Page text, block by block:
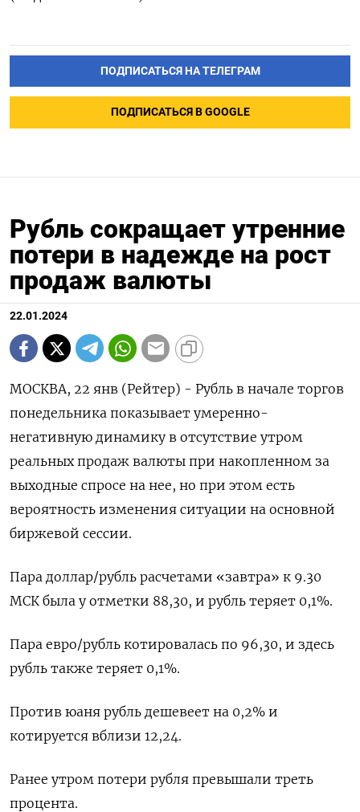
ПОДПИСАТЬСЯ НА ТЕЛЕГРАМ
ПОДПИСАТЬСЯ В GOOGLE
Рубль сокращает утренние
потери в надежде на рост
продаж валюты
22.01.2024
МОСКВА, 22 янв (Рейтер) - Рубль в начале торгов
понедельника показывает умеренно-
негативную динамику в отсутствие утром
реальных продаж валюты при накопленном за
выходные спросе на нее, но при этом есть
вероятность изменения ситуации на основной
биржевой сессии.
Пара доллар/рубль расчетами «завтра» к 9.30
МСК была у отметки 88,30, и рубль теряет 0,1%.
Пара евро/рубль котировалась по 96,30, и здесь
рубль также теряет 0,1%.
Против юаня рубль дешевеет на 0,2% и
котируется вблизи 12,24.
Ранее утром потери рубля превышали треть
процента.